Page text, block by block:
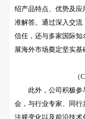
绍产品特点、优势及
准解答。通过深入交
信任，还与多家国际
展海外市场奠定坚实基
（
此外，公司积极
会，与行业专家、同
法规变化以及前沿技